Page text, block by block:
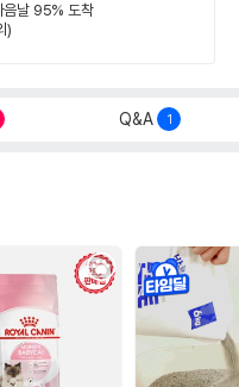
음날 95% 도착
)
Q&A 1